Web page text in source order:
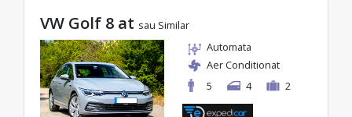
VW Golf 8 at sau Similar
Automata
Aer Conditionat
5
4 2